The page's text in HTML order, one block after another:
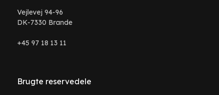
Vejlevej 94-96
DK-7330 Brande
+45 97 18 13 11
Brugte reservedele